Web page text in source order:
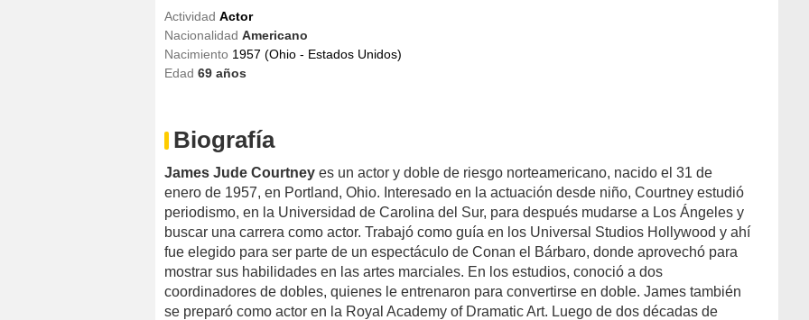
Actividad Actor
Nacionalidad Americano
Nacimiento 1957 (Ohio - Estados Unidos)
Edad 69 años
Biografía
James Jude Courtney es un actor y doble de riesgo norteamericano, nacido el 31 de
enero de 1957, en Portland, Ohio. Interesado en la actuación desde niño, Courtney estudió
periodismo, en la Universidad de Carolina del Sur, para después mudarse a Los Ángeles y
buscar una carrera como actor. Trabajó como guía en los Universal Studios Hollywood y ahí
fue elegido para ser parte de un espectáculo de Conan el Bárbaro, donde aprovechó para
mostrar sus habilidades en las artes marciales. En los estudios, conoció a dos
coordinadores de dobles, quienes le entrenaron para convertirse en doble. James también
se preparó como actor en la Royal Academy of Dramatic Art. Luego de dos décadas de